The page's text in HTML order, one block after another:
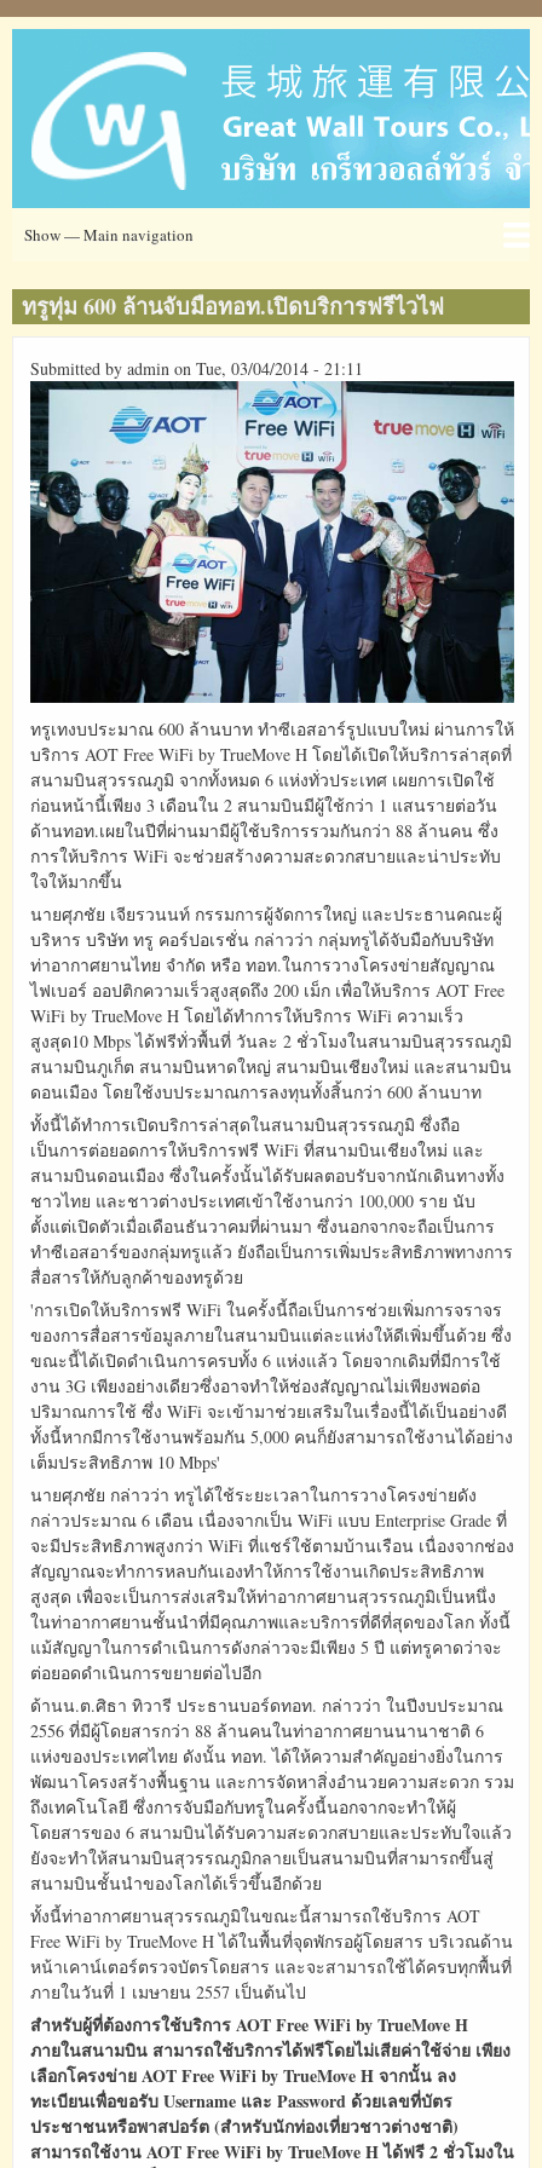
Skip
content
Main
Show — Main navigation
Ticket
โรงแรม
ข่าวสาร
ข้อมูลการท่องเที่ยว
เกี่ยวกับเรา
ที่อยู่
ทรูทุ่ม 600 ล้านจับมือทอท.เปิดบริการฟรีไวไฟ
Submitted by admin on Tue, 03/04/2014 - 21:11
ทรูเทงบประมาณ 600 ล้านบาท ทำซีเอสอาร์รูปแบบใหม่ ผ่านการให้
บริการ AOT Free WiFi by TrueMove H โดยได้เปิดให้บริการล่าสุดที่
สนามบินสุวรรณภูมิ จากทั้งหมด 6 แห่งทั่วประเทศ เผยการเปิดใช้
ก่อนหน้านี้เพียง 3 เดือนใน 2 สนามบินมีผู้ใช้กว่า 1 แสนรายต่อวัน
ด้านทอท.เผยในปีที่ผ่านมามีผู้ใช้บริการรวมกันกว่า 88 ล้านคน ซึ่ง
การให้บริการ WiFi จะช่วยสร้างความสะดวกสบายและน่าประทับ
ใจให้มากขึ้น
นายศุภชัย เจียรวนนท์ กรรมการผู้จัดการใหญ่ และประธานคณะผู้
บริหาร บริษัท ทรู คอร์ปอเรชั่น กล่าวว่า กลุ่มทรูได้จับมือกับบริษัท
ท่าอากาศยานไทย จำกัด หรือ ทอท.ในการวางโครงข่ายสัญญาณ
ไฟเบอร์ ออปติกความเร็วสูงสุดถึง 200 เม็ก เพื่อให้บริการ AOT Free
WiFi by TrueMove H โดยได้ทำการให้บริการ WiFi ความเร็ว
สูงสุด10 Mbps ได้ฟรีทั่วพื้นที่ วันละ 2 ชั่วโมงในสนามบินสุวรรณภูมิ
สนามบินภูเก็ต สนามบินหาดใหญ่ สนามบินเชียงใหม่ และสนามบิน
ดอนเมือง โดยใช้งบประมาณการลงทุนทั้งสิ้นกว่า 600 ล้านบาท
ทั้งนี้ได้ทำการเปิดบริการล่าสุดในสนามบินสุวรรณภูมิ ซึ่งถือ
เป็นการต่อยอดการให้บริการฟรี WiFi ที่สนามบินเชียงใหม่ และ
สนามบินดอนเมือง ซึ่งในครั้งนั้นได้รับผลตอบรับจากนักเดินทางทั้ง
ชาวไทย และชาวต่างประเทศเข้าใช้งานกว่า 100,000 ราย นับ
ตั้งแต่เปิดตัวเมื่อเดือนธันวาคมที่ผ่านมา ซึ่งนอกจากจะถือเป็นการ
ทำซีเอสอาร์ของกลุ่มทรูแล้ว ยังถือเป็นการเพิ่มประสิทธิภาพทางการ
สื่อสารให้กับลูกค้าของทรูด้วย
'การเปิดให้บริการฟรี WiFi ในครั้งนี้ถือเป็นการช่วยเพิ่มการจราจร
ของการสื่อสารข้อมูลภายในสนามบินแต่ละแห่งให้ดีเพิ่มขึ้นด้วย ซึ่ง
ขณะนี้ได้เปิดดำเนินการครบทั้ง 6 แห่งแล้ว โดยจากเดิมที่มีการใช้
งาน 3G เพียงอย่างเดียวซึ่งอาจทำให้ช่องสัญญาณไม่เพียงพอต่อ
ปริมาณการใช้ ซึ่ง WiFi จะเข้ามาช่วยเสริมในเรื่องนี้ได้เป็นอย่างดี
ทั้งนี้หากมีการใช้งานพร้อมกัน 5,000 คนก็ยังสามารถใช้งานได้อย่าง
เต็มประสิทธิภาพ 10 Mbps'
นายศุภชัย กล่าวว่า ทรูได้ใช้ระยะเวลาในการวางโครงข่ายดัง
กล่าวประมาณ 6 เดือน เนื่องจากเป็น WiFi แบบ Enterprise Grade ที่
จะมีประสิทธิภาพสูงกว่า WiFi ที่แชร์ใช้ตามบ้านเรือน เนื่องจากช่อง
สัญญาณจะทำการหลบกันเองทำให้การใช้งานเกิดประสิทธิภาพ
สูงสุด เพื่อจะเป็นการส่งเสริมให้ท่าอากาศยานสุวรรณภูมิเป็นหนึ่ง
ในท่าอากาศยานชั้นนำที่มีคุณภาพและบริการที่ดีที่สุดของโลก ทั้งนี้
แม้สัญญาในการดำเนินการดังกล่าวจะมีเพียง 5 ปี แต่ทรูคาดว่าจะ
ต่อยอดดำเนินการขยายต่อไปอีก
ด้านน.ต.ศิธา ทิวารี ประธานบอร์ดทอท. กล่าวว่า ในปีงบประมาณ
2556 ที่มีผู้โดยสารกว่า 88 ล้านคนในท่าอากาศยานนานาชาติ 6
แห่งของประเทศไทย ดังนั้น ทอท. ได้ให้ความสำคัญอย่างยิ่งในการ
พัฒนาโครงสร้างพื้นฐาน และการจัดหาสิ่งอำนวยความสะดวก รวม
ถึงเทคโนโลยี ซึ่งการจับมือกับทรูในครั้งนี้นอกจากจะทำให้ผู้
โดยสารของ 6 สนามบินได้รับความสะดวกสบายและประทับใจแล้ว
ยังจะทำให้สนามบินสุวรรณภูมิกลายเป็นสนามบินที่สามารถขึ้นสู่
สนามบินชั้นนำของโลกได้เร็วขึ้นอีกด้วย
ทั้งนี้ท่าอากาศยานสุวรรณภูมิในขณะนี้สามารถใช้บริการ AOT
Free WiFi by TrueMove H ได้ในพื้นที่จุดพักรอผู้โดยสาร บริเวณด้าน
หน้าเคาน์เตอร์ตรวจบัตรโดยสาร และจะสามารถใช้ได้ครบทุกพื้นที่
ภายในวันที่ 1 เมษายน 2557 เป็นต้นไป
สำหรับผู้ที่ต้องการใช้บริการ AOT Free WiFi by TrueMove H
ภายในสนามบิน สามารถใช้บริการได้ฟรีโดยไม่เสียค่าใช้จ่าย เพียง
เลือกโครงข่าย AOT Free WiFi by TrueMove H จากนั้น ลง
ทะเบียนเพื่อขอรับ Username และ Password ด้วยเลขที่บัตร
ประชาชนหรือพาสปอร์ต (สำหรับนักท่องเที่ยวชาวต่างชาติ)
สามารถใช้งาน AOT Free WiFi by TrueMove H ได้ฟรี 2 ชั่วโมงใน